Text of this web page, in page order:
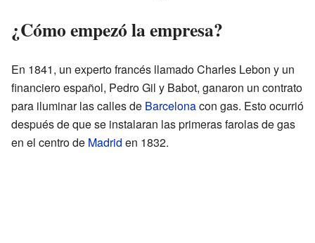
¿Cómo empezó la empresa?
En 1841, un experto francés llamado Charles Lebon y un
financiero español, Pedro Gil y Babot, ganaron un contrato
para iluminar las calles de Barcelonacon gas. Esto ocurrió
después de que se instalaran las primeras farolas de gas
en el centro de Madrid en 1832.